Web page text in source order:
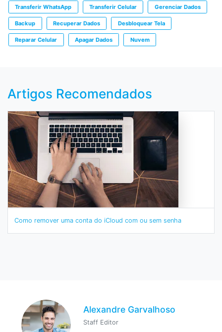
Transferir WhatsApp Transferir Celular Gerenciar Dados
Backup Recuperar Dados Desbloquear Tela
Reparar Celular Apagar Dados Nuvem
Artigos Recomendados
Como remover uma conta do iCloud com ou sem senha
Alexandre Garvalhoso
Staff Editor